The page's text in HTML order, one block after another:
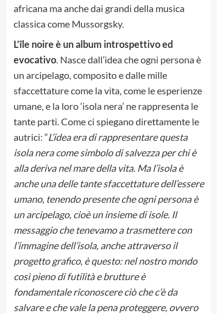
africana ma anche dai grandi della musica
classica come Mussorgsky.
L’île noire è un album introspettivo ed
evocativo. Nasce dall’idea che ogni persona è
un arcipelago, composito e dalle mille
sfaccettature come la vita, come le esperienze
umane, e la loro ‘isola nera’ ne rappresenta le
tante parti. Come ci spiegano direttamente le
autrici: “L’idea era di rappresentare questa
isola nera come simbolo di salvezza per chi è
alla deriva nel mare della vita. Ma l’isola è
anche una delle tante sfaccettature dell’essere
umano, tenendo presente che ogni persona è
un arcipelago, cioè un insieme di isole. Il
messaggio che tenevamo a trasmettere con
l’immagine dell’isola, anche attraverso il
progetto grafico, è questo: nel nostro mondo
così pieno di futilità e brutture è
fondamentale riconoscere ciò che c’è da
salvare e che vale la pena proteggere, ovvero